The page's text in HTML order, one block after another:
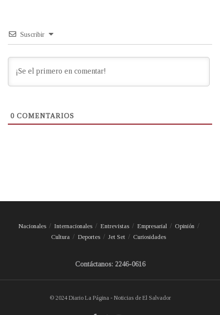
Suscribir
0 COMENTARIOS
Nacionales Internacionales Entrevistas Empresarial
Opinión
Cultura
Deportes Jet Set Curiosidades
Contáctanos: 2246-0616
© 2024 Diario La Página - Noticias de El Salvador